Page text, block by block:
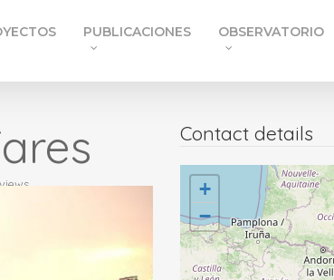
PUBLICACIONES OBSERVATORIO
Contact details
+
−